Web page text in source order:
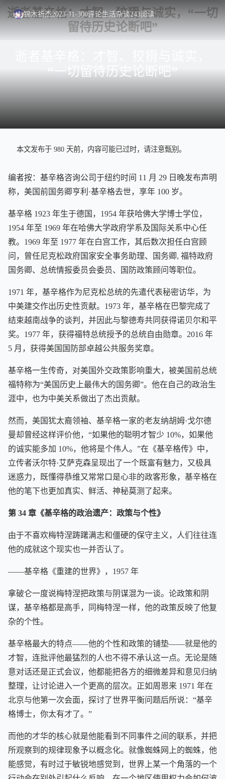
锦木祈杰2023-11-300评论生活杂谈243阅读
“一切留待历史论断吧”
本文发布于 980 天前，内容可能已过时，请注意甄别。
编者按：基辛格咨询公司于纽约时间 11 月 29 日晚发布声明
称，美国前国务卿亨利·基辛格去世，享年 100 岁。
基辛格 1923 年生于德国，1954 年获哈佛大学博士学位，
1954 年至 1969 年在哈佛大学政府学系及国际关系中心任
教。1969 年至 1977 年在白宫工作，其后数次担任白宫顾
问，曾任尼克松政府国家安全事务助理、国务卿, 福特政府
国务卿、总统情报委员会委员、国防政策顾问等职位。
1971 年，基辛格作为尼克松总统的先遣代表秘密访华，为
中美建交作出历史性贡献。1973 年，基辛格在巴黎完成了
结束越南战争的谈判，并因此与黎德寿共同获得诺贝尔和平
奖。1977 年，获得福特总统授予的总统自由勋章。2016 年
5 月，获得美国国防部卓越公共服务奖章。
基辛格一生传奇，对美国外交政策影响重大，被美国前总统
福特称为“美国历史上最伟大的国务卿”。他在自己的政治生
涯中，也为中美关系做出了杰出贡献。
然而，美国犹太裔领袖、基辛格一家的老友纳胡姆·戈尔德
曼却曾经这样评价他，“如果他的聪明才智少 10%，如果他
的诚实能多加 10%，他将是个伟人。”在《基辛格传》中，
立传者沃尔特·艾萨克森呈现出了一个既富有魅力，又极具
迷惑力，既懂得恭维又常常口是心非的政客形象，基辛格在
他的笔下也更加真实、鲜活、神秘莫测了起来。
第 34 章《基辛格的政治遗产：政策与个性》
由于不喜欢梅特涅踌躇满志和僵硬的保守主义，人们往往连
他的成就这个现实也一并否认了。
——基辛格《重建的世界》，1957 年
拿破仑一度说梅特涅把政策与阴谋混为一谈。论政策和阴
谋，基辛格都是高手，同梅特涅一样，他的政策反映了他复
杂的个性。
基辛格最大的特点——他的个性和政策的铺垫——就是他的
才智，连批评他最猛烈的人也不得不承认这一点。无论是随
意对话还是正式会议，他都能把各方的细微差异和意见归纳
整理，让讨论进入一个更高的层次。正如周恩来 1971 年在
北京与他第一次会面，探讨了世界平衡问题后所说：“基辛
格博士，你太有才了。”
而他的才华的核心就是他能看到不同事件之间的联系，并把
所观察到的规律现象予以概念化。就像蜘蛛网上的蜘蛛，他
能感觉，有时过于敏锐地感觉到，世界上某一个角落的一个